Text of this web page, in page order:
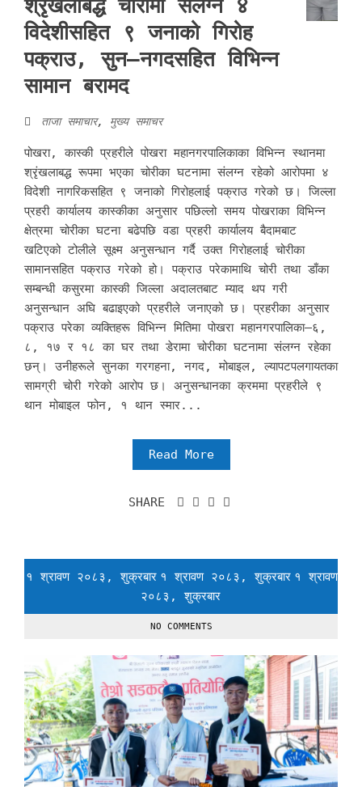
श्रृंखलाबद्ध चोरीमा संलग्न ४
विदेशीसहित ९ जनाको गिरोह
पक्राउ, सुन–नगदसहित विभिन्न
सामान बरामद
ताजा समाचार, मुख्य समाचर
पोखरा, कास्की प्रहरीले पोखरा महानगरपालिकाका विभिन्न स्थानमा
श्रृंखलाबद्ध रूपमा भएका चोरीका घटनामा संलग्न रहेको आरोपमा ४
विदेशी नागरिकसहित ९ जनाको गिरोहलाई पक्राउ गरेको छ। जिल्ला
प्रहरी कार्यालय कास्कीका अनुसार पछिल्लो समय पोखराका विभिन्न
क्षेत्रमा चोरीका घटना बढेपछि वडा प्रहरी कार्यालय बैदामबाट
खटिएको टोलीले सूक्ष्म अनुसन्धान गर्दै उक्त गिरोहलाई चोरीका
सामानसहित पक्राउ गरेको हो। पक्राउ परेकामाथि चोरी तथा डाँका
सम्बन्धी कसुरमा कास्की जिल्ला अदालतबाट म्याद थप गरी
अनुसन्धान अघि बढाइएको प्रहरीले जनाएको छ। प्रहरीका अनुसार
पक्राउ परेका व्यक्तिहरू विभिन्न मितिमा पोखरा महानगरपालिका–६,
८, १७ र १८ का घर तथा डेरामा चोरीका घटनामा संलग्न रहेका
छन्। उनीहरूले सुनका गरगहना, नगद, मोबाइल, ल्यापटपलगायतका
सामग्री चोरी गरेको आरोप छ। अनुसन्धानका क्रममा प्रहरीले ९
थान मोबाइल फोन, १ थान स्मार...
Read More
SHARE
१ श्रावण २०८३, शुक्रबार १ श्रावण २०८३, शुक्रबार १ श्रावण
२०८३, शुक्रबार
NO COMMENTS